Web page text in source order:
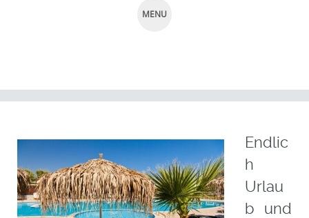
MENU
Endlic
h
Urlau
b und